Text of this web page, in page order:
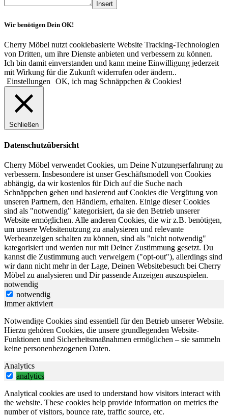
Insert
Wir benötigen Dein OK!
Cherry Möbel nutzt cookiebasierte Website Tracking-Technologien
von Dritten, um ihre Dienste anbieten und verbessern zu können.
Ich bin damit einverstanden und kann meine Einwilligung jederzeit
mit Wirkung für die Zukunft widerrufen oder ändern..
Einstellungen
OK, ich mag Schnäppchen & Cookies!
Schließen
Datenschutzübersicht
Cherry Möbel verwendet Cookies, um Deine Nutzungserfahrung zu
verbessern. Insbesondere ist unser Geschäftsmodell von Cookies
abhängig, da wir kostenlos für Dich auf die Suche nach
Schnäppchen gehen und basierend auf Cookies die Vergütung von
unseren Partnern, den Händlern, erhalten. Einige dieser Cookies
sind als "notwendig" kategorisiert, da sie den Betrieb unserer
Website ermöglichen. Alle anderen Cookies, die wir z.B. benötigen,
um unsere Websitenutzung zu analysieren und relevante
Werbeanzeigen schalten zu können, sind als "nicht notwendig"
kategorisiert und werden nur mit Deiner Zustimmung gesetzt. Du
kannst die Zustimmung auch verweigern ("opt-out"), allerdings sind
wir dann nicht mehr in der Lage, Deinen Websitebesuch bei Cherry
Möbel zu analysieren und Dir passende Anzeigen auszuspielen.
notwendig
notwendig
Immer aktiviert
Notwendige Cookies sind essentiell für den Betrieb unserer Website.
Hierzu gehören Cookies, die unsere grundlegenden Website-
Funktionen und Sicherheitsmaßnahmen ermöglichen – sie sammeln
keine personenbezogenen Daten.
Analytics
analytics
Analytical cookies are used to understand how visitors interact with
the website. These cookies help provide information on metrics the
number of visitors, bounce rate, traffic source, etc.